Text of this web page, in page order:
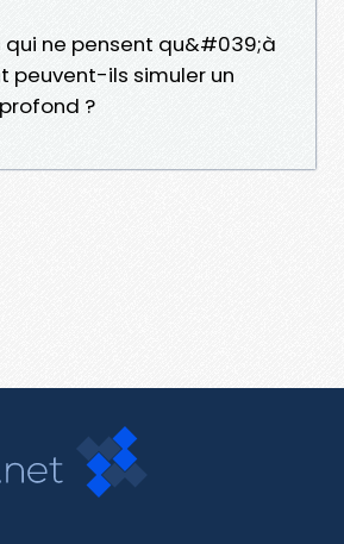
qui ne pensent qu&#039;à
peuvent-ils simuler un
?